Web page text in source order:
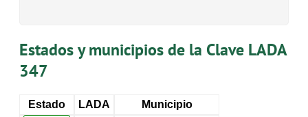
Estados y municipios de la Clave LADA
347
Estado LADA
Municipio